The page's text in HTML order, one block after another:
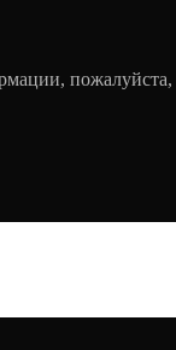
пожалуйста,